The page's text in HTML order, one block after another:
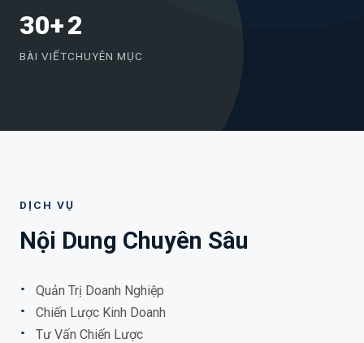
30+
BÀI VIẾT
2
CHUYÊN MỤC
DỊCH VỤ
Nội Dung Chuyên Sâu
Quản Trị Doanh Nghiệp
Chiến Lược Kinh Doanh
Tư Vấn Chiến Lược